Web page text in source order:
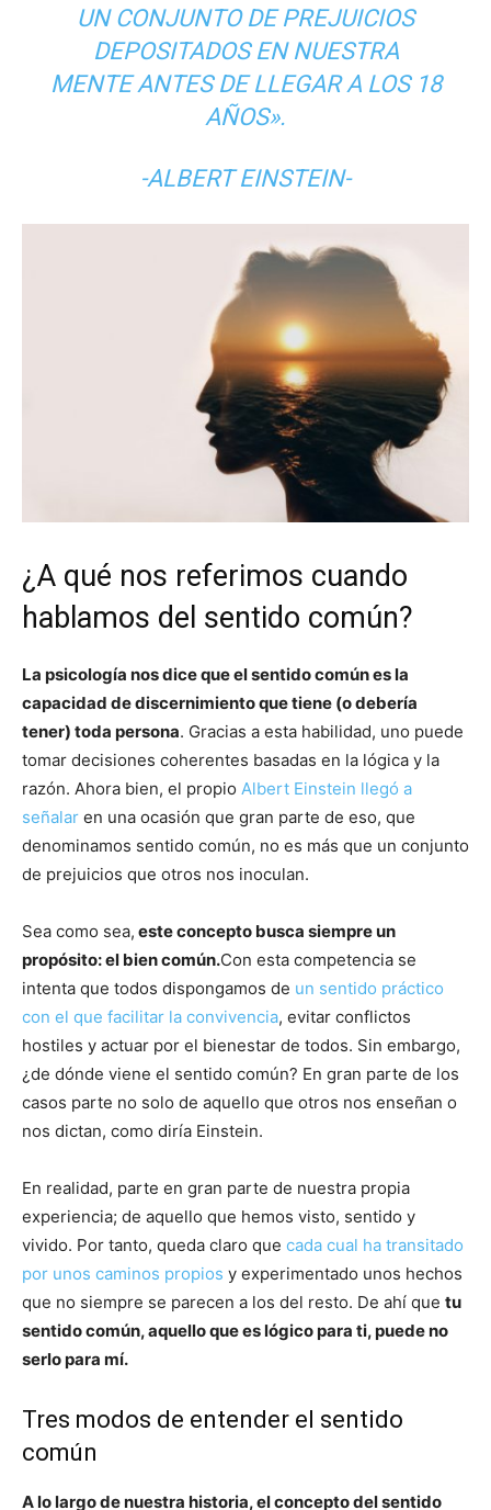
UN CONJUNTO DE PREJUICIOS
DEPOSITADOS EN NUESTRA
MENTE ANTES DE LLEGAR A LOS 18
AÑOS».
-ALBERT EINSTEIN-
¿A qué nos referimos cuando
hablamos del sentido común?
La psicología nos dice que el sentido común es la
capacidad de discernimiento que tiene (o debería
tener) toda persona. Gracias a esta habilidad, uno puede
tomar decisiones coherentes basadas en la lógica y la
razón. Ahora bien, el propio Albert Einstein llegó a
señalar en una ocasión que gran parte de eso, que
denominamos sentido común, no es más que un conjunto
de prejuicios que otros nos inoculan.
Sea como sea, este concepto busca siempre un
propósito: el bien común.Con esta competencia se
intenta que todos dispongamos de un sentido práctico
con el que facilitar la convivencia, evitar conflictos
hostiles y actuar por el bienestar de todos. Sin embargo,
¿de dónde viene el sentido común? En gran parte de los
casos parte no solo de aquello que otros nos enseñan o
nos dictan, como diría Einstein.
En realidad, parte en gran parte de nuestra propia
experiencia; de aquello que hemos visto, sentido y
vivido. Por tanto, queda claro que cada cual ha transitado
por unos caminos propios y experimentado unos hechos
que no siempre se parecen a los del resto. De ahí que tu
sentido común, aquello que es lógico para ti, puede no
serlo para mí.
Tres modos de entender el sentido
común
A lo largo de nuestra historia, el concepto del sentido